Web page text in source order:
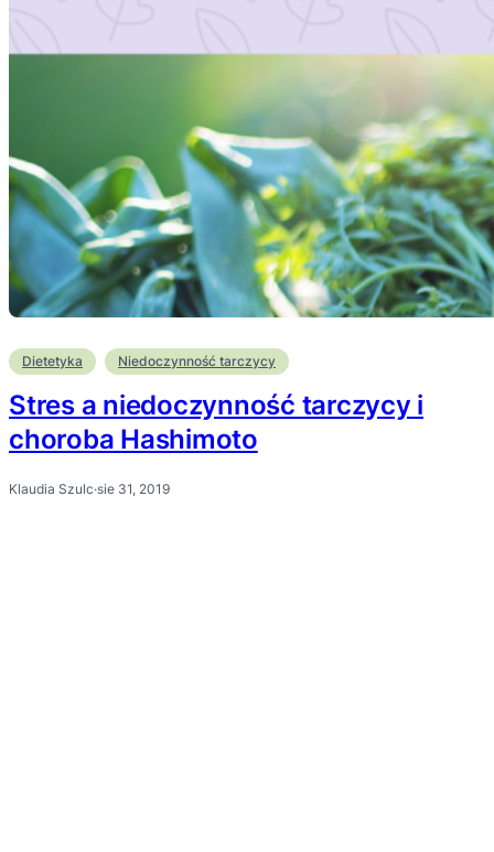
Dietetyka Niedoczynność tarczycy
Stres a niedoczynność tarczycy i
choroba Hashimoto
Klaudia Szulc·sie 31, 2019